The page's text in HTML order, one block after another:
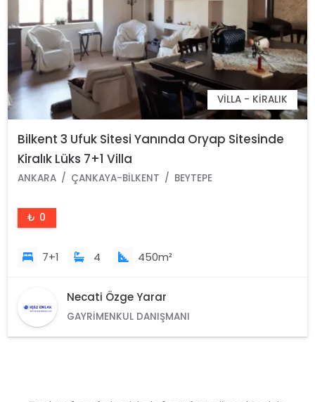
VILLA - KIRALIK
Bilkent 3 Ufuk Sitesi Yanında Oryap Sitesinde
Kiralık Lüks 7+1 Villa
ANKARA ÇANKAYA-BILKENT BEYTEPE
₺ 0
7+1 4 450m²
Necati Özge Yarar
GAYRIMENKUL DANIŞMANI